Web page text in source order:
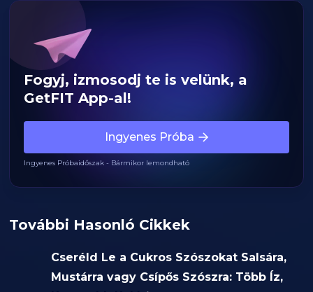
Fogyj, izmosodj te is velünk, a
GetFIT App-al!
Ingyenes Próba
Ingyenes Próbaidőszak - Bármikor lemondható
További Hasonló Cikkek
Cseréld Le a Cukros Szószokat Salsára,
Mustárra vagy Csípős Szószra: Több Íz,